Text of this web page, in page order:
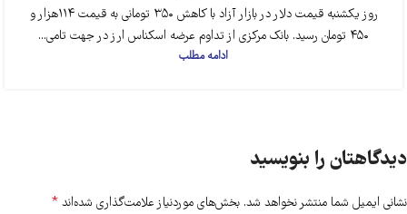
روز یکشنبه قیمت دلار در بازار آزاد با کاهش ۳۵۰ تومانی به قیمت ۱۱۴هزار و
۴۵۰ تومان رسید. بانک مرکزی از تداوم عرضه اسکناس ارز در جهت تامی...
ادامه مطلب
دیدگاهتان را بنویسید
نشانی ایمیل شما منتشر نخواهد شد. بخش‌های موردنیاز علامت‌گذاری شده‌اند *